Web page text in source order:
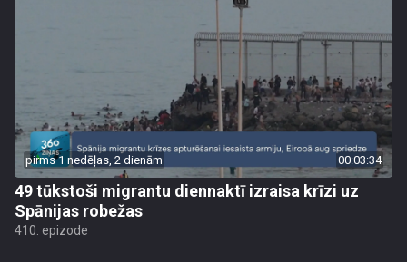
pirms 1 nedēļas, 2 dienām 00:03:34
49 tūkstoši migrantu diennaktī izraisa krīzi uz
Spānijas robežas
410. epizode